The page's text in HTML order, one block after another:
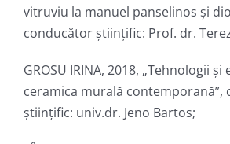
vitruviu la manuel panselinos și
conducător ştiinţific: Prof. dr.
GROSU IRINA, 2018, „Tehnologii și
ceramica murală contemporană”,
ştiinţific: univ.dr. Jeno Bartos;